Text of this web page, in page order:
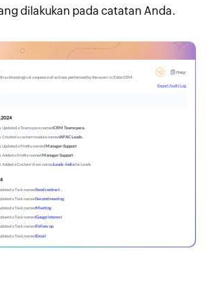
dilakukan pada catatan Anda.